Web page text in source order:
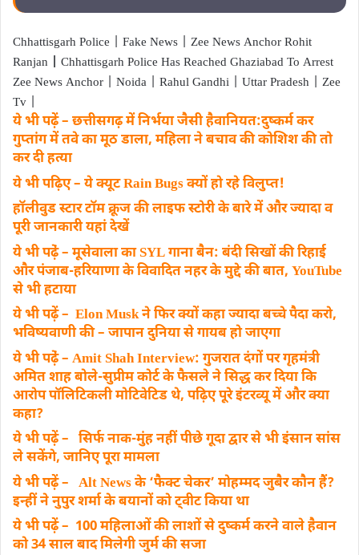
Chhattisgarh Police | Fake News | Zee News Anchor Rohit
Ranjan
Chhattisgarh Police Has Reached Ghaziabad To Arrest
Zee News Anchor | Noida | Rahul Gandhi | Uttar Pradesh | Zee
Tv |
ये भी पढ़ें – छत्तीसगढ़ में निर्भया जैसी हैवानियत:दुष्कर्म कर
गुप्तांग में तवे का मूठ डाला, महिला ने बचाव की कोशिश की तो
कर दी हत्या
ये भी पढ़िए – ये क्यूट Rain Bugs क्यों हो रहे विलुप्त!
हॉलीवुड स्टार टॉम क्रूज की लाइफ स्टोरी के बारे में और ज्यादा व
पूरी जानकारी यहां देखें
ये भी पढे़ं – मूसेवाला का SYL गाना बैन: बंदी सिखों की रिहाई
और पंजाब-हरियाणा के विवादित नहर के मुद्दे की बात, YouTube
से भी हटाया
ये भी पढ़ें – Elon Musk ने फिर क्यों कहा ज्यादा बच्चे पैदा करो,
भविष्यवाणी की – जापान दुनिया से गायब हो जाएगा
ये भी पढे़ं – Amit Shah Interview: गुजरात दंगों पर गृहमंत्री
अमित शाह बोले-सुप्रीम कोर्ट के फैसले ने सिद्ध कर दिया कि
आरोप पॉलिटिकली मोटिवेटिड थे, पढ़िए पूरे इंटरव्यू में और क्या
कहा?
ये भी पढ़ें – सिर्फ नाक-मुंह नहीं पीछे गूदा द्वार से भी इंसान सांस
ले सकेंगे, जानिए पूरा मामला
ये भी पढ़ें – Alt News के ‘फैक्ट चेकर’ मोहम्मद जुबैर कौन हैं?
इन्हीं ने नुपुर शर्मा के बयानों को ट्वीट किया था
ये भी पढ़ें – 100 महिलाओं की लाशों से दुष्कर्म करने वाले हैवान
को 34 साल बाद मिलेगी जुर्म की सजा